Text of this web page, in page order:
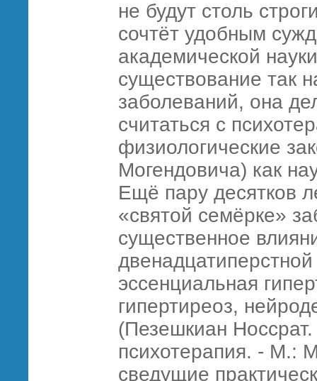
не будут столь
сочтёт удобным
академической
существование так
заболеваний, она
считаться с
физиологические
Могендовича) как
Ещё пару десятков
«святой семёрке»
существенное
эссенциальная
гипертиреоз,
(Пезешкиан
психотерапия. - М.:
сведущие